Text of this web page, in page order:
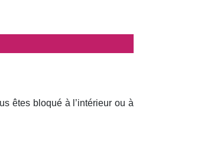
êtes bloqué à l’intérieur ou à